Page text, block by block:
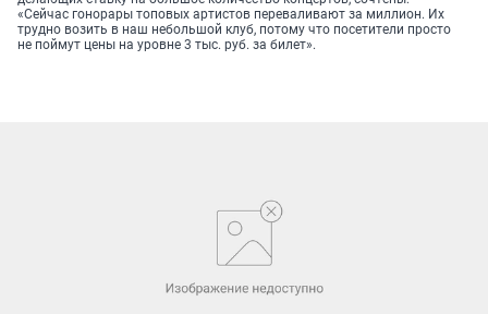
«Сейчас гонорары топовых артистов переваливают за миллион. Их
трудно возить в наш небольшой клуб, потому что посетители просто
не поймут цены на уровне 3 тыс. руб. за билет».